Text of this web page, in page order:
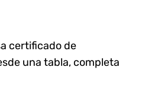
certificado de
una tabla, completa